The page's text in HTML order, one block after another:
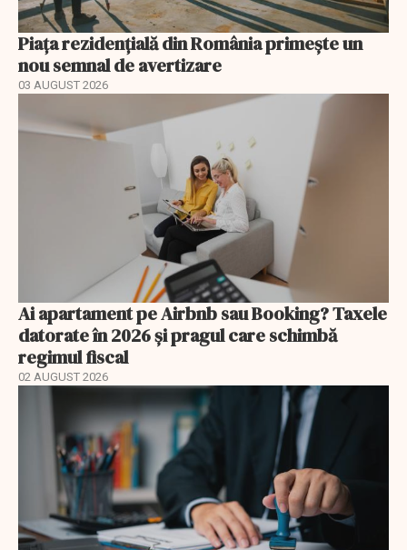
Piața rezidențială din România primește un
nou semnal de avertizare
03 AUGUST 2026
Ai apartament pe Airbnb sau Booking? Taxele
datorate în 2026 și pragul care schimbă
regimul fiscal
02 AUGUST 2026